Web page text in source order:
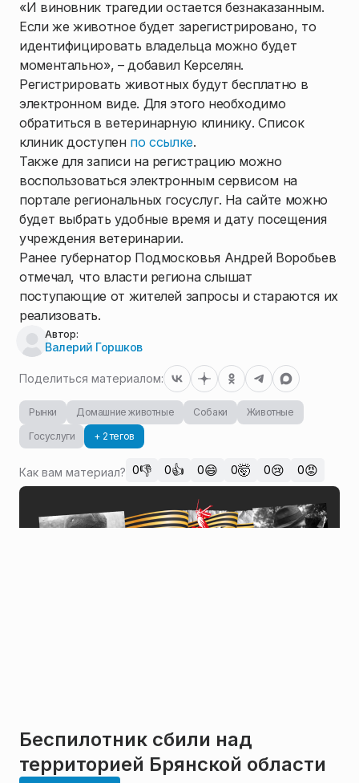
«И виновник трагедии остается безнаказанным.
Если же животное будет зарегистрировано, то
идентифицировать владельца можно будет
моментально», – добавил Керселян.
Регистрировать животных будут бесплатно в
электронном виде. Для этого необходимо
обратиться в ветеринарную клинику. Список
клиник доступен по ссылке.
Также для записи на регистрацию можно
воспользоваться электронным сервисом на
портале региональных госуслуг. На сайте можно
будет выбрать удобные время и дату посещения
учреждения ветеринарии.
Ранее губернатор Подмосковья Андрей Воробьев
отмечал, что власти региона слышат
поступающие от жителей запросы и стараются их
реализовать.
Автор:
Валерий Горшков
Поделиться материалом:
Рынки Домашние животные Собаки
Животные
Госуслуги
+ 2 тегов
Как вам материал? 0👎 0👍 0😄 0🤯 0😢 0😡
Беспилотник сбили над
территорией Брянской области